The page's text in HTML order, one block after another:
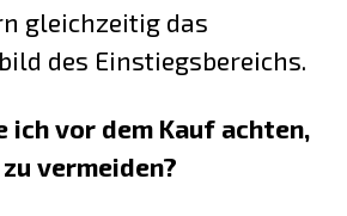
gleichzeitig das
des Einstiegsbereichs.
vor dem Kauf achten,
vermeiden?